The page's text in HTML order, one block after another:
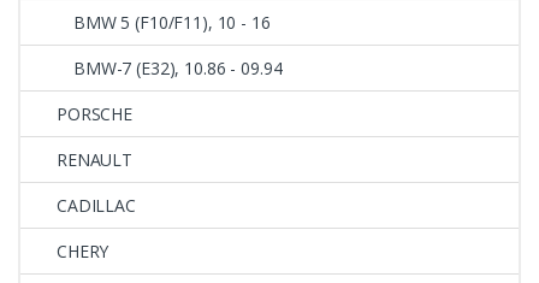
BMW 5 (F10/F11), 10 - 16
BMW-7 (E32), 10.86 - 09.94
PORSCHE
RENAULT
CADILLAC
CHERY